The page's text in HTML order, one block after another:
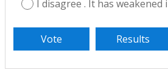
I disagree . It has weakened